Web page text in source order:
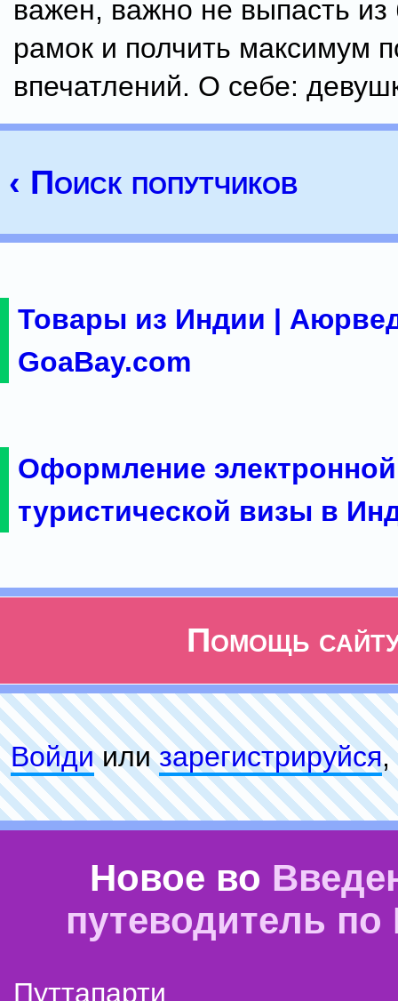
важен, важно не выпасть
рамок и полчить максимум
впечатлений. О себе:
‹ Поиск попутчиков
Товары из Индии |
GoaBay.com
Оформление электронной
туристической визы в
Помощь
Войдиилизарeгиcтpируйся,
Новое во
путеводитель
Путтапарти